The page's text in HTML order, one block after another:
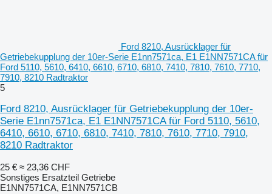
Ford 8210, Ausrücklager für
Getriebekupplung der 10er-Serie E1nn7571ca, E1 E1NN7571CA für
Ford 5110, 5610, 6410, 6610, 6710, 6810, 7410, 7810, 7610, 7710,
7910, 8210 Radtraktor
5
Ford 8210, Ausrücklager für Getriebekupplung der 10er-
Serie E1nn7571ca, E1 E1NN7571CA für Ford 5110, 5610,
6410, 6610, 6710, 6810, 7410, 7810, 7610, 7710, 7910,
8210 Radtraktor
25 € ≈ 23,36 CHF
Sonstiges Ersatzteil Getriebe
E1NN7571CA, E1NN7571CB